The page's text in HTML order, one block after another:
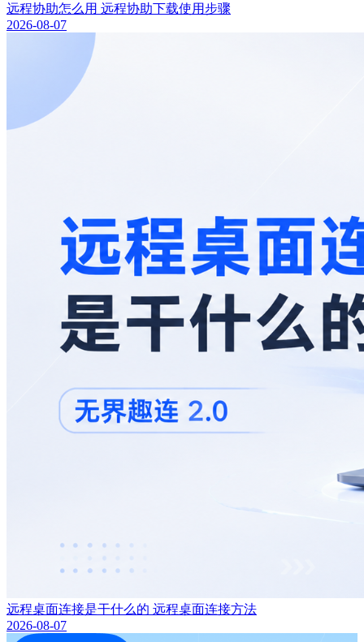
远程协助怎么用 远程协助下载使用步骤
2026-08-07
远程桌面连接是干什么的 远程桌面连接方法
2026-08-07